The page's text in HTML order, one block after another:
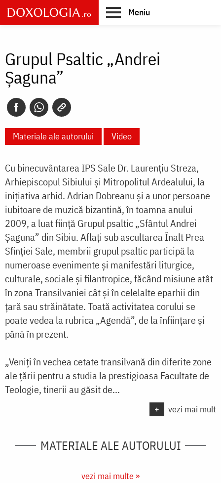
Skip
to
main
Meniu
Grupul Psaltic „Andrei
Șaguna”
Materiale ale autorului Video
Cu binecuvântarea IPS Sale Dr. Laurenţiu Streza,
Arhiepiscopul Sibiului şi Mitropolitul Ardealului, la
iniţiativa arhid. Adrian Dobreanu şi a unor persoane
iubitoare de muzică bizantină, în toamna anului
2009, a luat fiinţă Grupul psaltic „Sfântul Andrei
Şaguna” din Sibiu. Aflaţi sub ascultarea Înalt Prea
Sfinţiei Sale, membrii grupul psaltic participă la
numeroase evenimente şi manifestări liturgice,
culturale, sociale şi filantropice, făcând misiune atât
în zona Transilvaniei cât şi în celelalte eparhii din
ţară sau străinătate. Toată activitatea corului se
poate vedea la rubrica „Agendă”, de la înfiinţare şi
până în prezent.
„Veniţi în vechea cetate transilvană din diferite zone
ale ţării pentru a studia la prestigioasa Facultate de
Teologie, tinerii au găsit de...
+ vezi mai mult
MATERIALE ALE AUTORULUI
vezi mai multe »